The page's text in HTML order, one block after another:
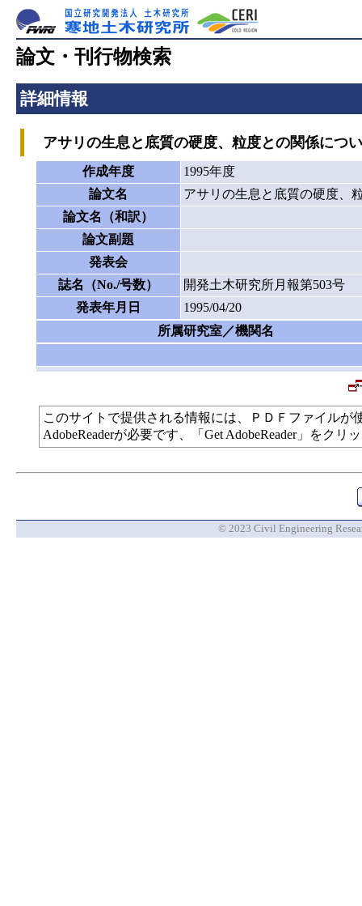
論文・刊行物検索
詳細情報
アサリの生息と底質の硬度、粒度との関係につ
作成年度
1995年度
論文名
アサリの生息と底質の硬度、
論文名（和訳）
論文副題
発表会
誌名（No./号数）
開発土木研究所月報第503号
発表年月日
1995/04/20
所属研究室／機関名
このサイトで提供される情報には、ＰＤＦファイル
AdobeReaderが必要です、「Get AdobeReader」をク
© 2023 Civil Engineering